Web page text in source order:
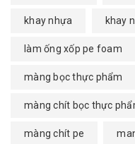
khay nhựa khay
làm ống xốp pe foam
màng bọc thực phẩm
màng chít bọc thực
màng chít pe